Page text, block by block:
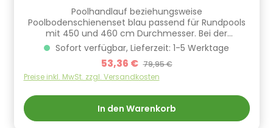
Poolhandlauf beziehungsweise
Poolbodenschienenset blau passend für Rundpools
mit 450 und 460 cm Durchmesser. Bei der
Handlaufqualität Q1 sind Bodenschiene und Handlauf
identisch, bedeutet das in diesem Fall der Satz
entweder als Bodenschiene oder Handlauf
eingesetzt werden kann. ​Die Handläufe sind inklusive
Hersteller/EU Verantwortliche Person: CF Group
Deutschland GmbH, Bahnhofstraße 68, 73240
Wendlingen, DE, info.de@cf.group, +4970244048100
Sofort verfügbar, Lieferzeit: 1-5 Werktage
Verkaufspreis:
53,36 € Regulärer Preis:
79,95 €
Preise inkl. MwSt. zzgl. Versandkosten
In den Warenkorb